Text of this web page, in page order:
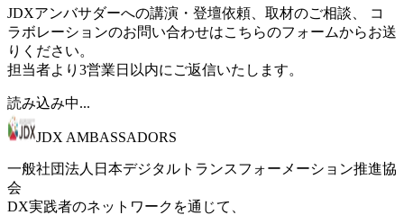
JDXアンバサダーへの講演・登壇依頼、取材のご相談、 コ
ラボレーションのお問い合わせはこちらのフォームからお送
りください。
担当者より3営業日以内にご返信いたします。
読み込み中...
JDX AMBASSADORS
一般社団法人日本デジタルトランスフォーメーション推進協
会
DX実践者のネットワークを通じて、